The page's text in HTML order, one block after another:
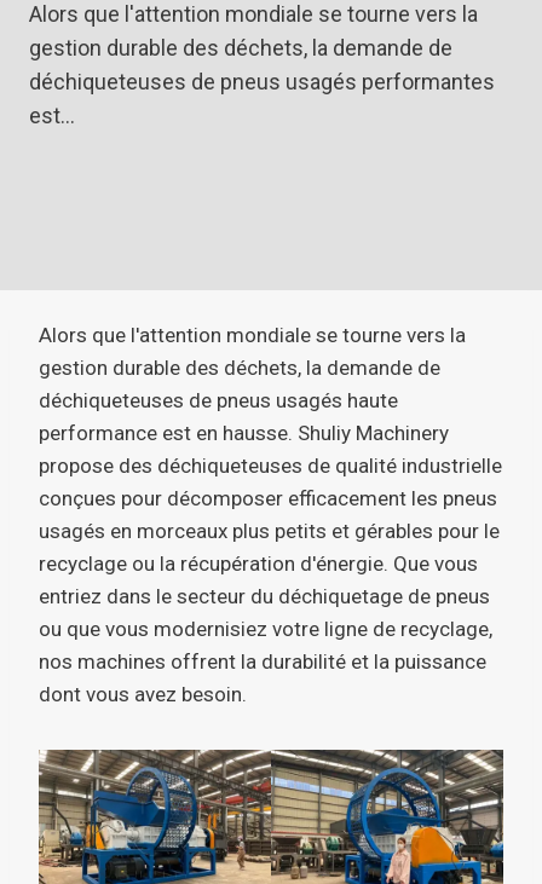
Alors que l'attention mondiale se tourne vers la
gestion durable des déchets, la demande de
déchiqueteuses de pneus usagés performantes
est…
Alors que l'attention mondiale se tourne vers la
gestion durable des déchets, la demande de
déchiqueteuses de pneus usagés haute
performance est en hausse. Shuliy Machinery
propose des déchiqueteuses de qualité industrielle
conçues pour décomposer efficacement les pneus
usagés en morceaux plus petits et gérables pour le
recyclage ou la récupération d'énergie. Que vous
entriez dans le secteur du déchiquetage de pneus
ou que vous modernisiez votre ligne de recyclage,
nos machines offrent la durabilité et la puissance
dont vous avez besoin.